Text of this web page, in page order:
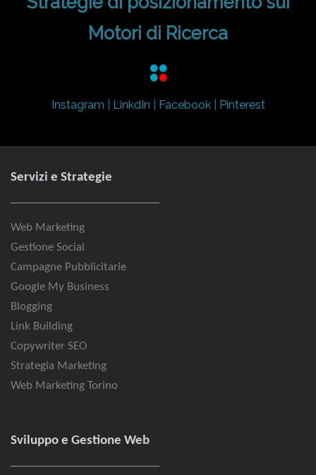
Motori di Ricerca
Instagram LinkdIn Facebook| Pinterest
Servizi e Strategie
Web Marketing
Gestione Social
Campagne Pubblicitarie
Google My Business
Blogging
Link Building
Copywriter SEO
Strategia Marketing
Web Marketing Torino
Sviluppo e Gestione Web